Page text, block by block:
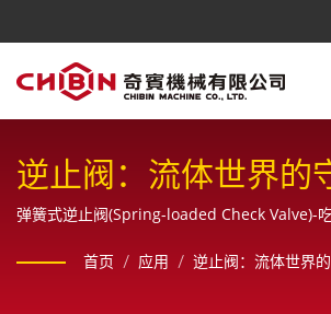
逆止阀：流体世界的
弹簧式逆止阀(Spring-loaded Check Valve)-
首页 / 应用 / 逆止阀：流体世界